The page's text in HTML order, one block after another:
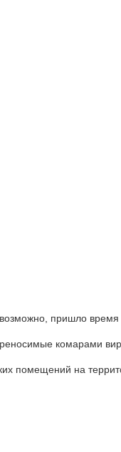
пришло
комарами
помещений на